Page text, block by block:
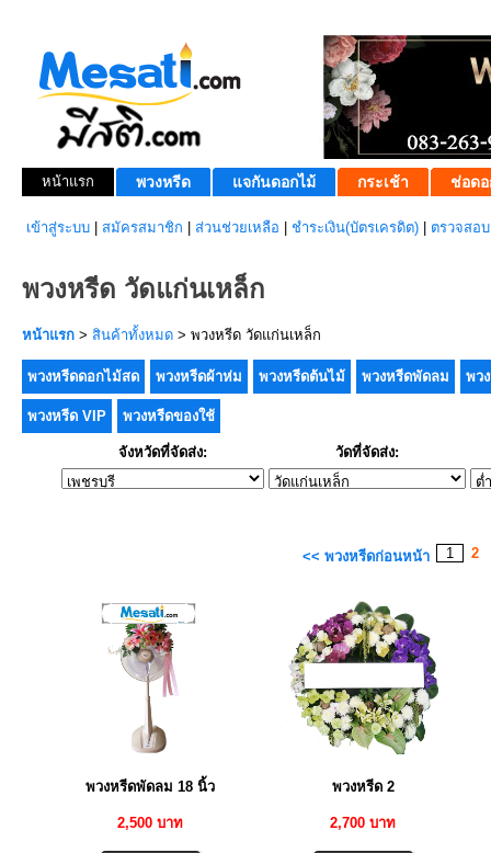
หน้าแรก พวงหรีด แจกันดอกไม้ กระเช้า ช่อดอ
เข้าสู่ระบบ สมัครสมาชิก ส่วนช่วยเหลือ ชำระเงิน(บัตรเครดิต) ตรวจสอ
พวงหรีด วัดแก่นเหล็ก
หน้าแรก > สินค้าทั้งหมด > พวงหรีด วัดแก่นเหล็ก
พวงหรีดดอกไม้สด พวงหรีดผ้าห่ม พวงหรีดต้นไม้ พวงหรีดพัดลม พว
พวงหรีด VIP พวงหรีดของใช้
จังหวัดที่จัดส่ง: วัดที่จัดส่ง:
<< พวงหรีดก่อนหน้า 1 2
พวงหรีดพัดลม 18 นิ้ว
2,500 บาท
พวงหรีด 2
2,700 บาท